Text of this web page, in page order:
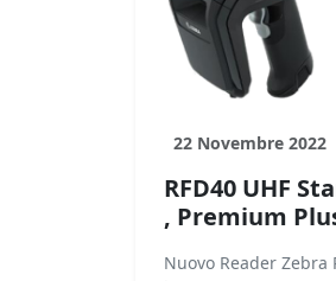
22 Novembre 2022
RFD40 UHF
, Premium
Nuovo Reader Zebra